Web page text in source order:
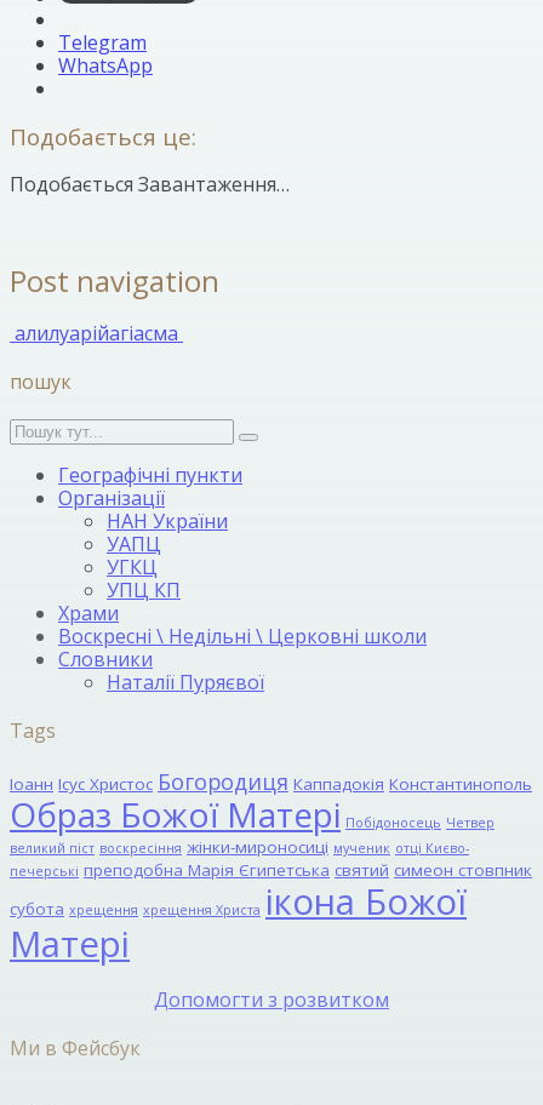
Telegram
WhatsApp
Подобається це:
Подобається Завантаження…
Post navigation
алилуарійагіасма
пошук
Географічні пункти
Організації
НАН України
УАПЦ
УГКЦ
УПЦ КП
Храми
Воскресні \ Недільні \ Церковні школи
Словники
Наталії Пуряєвої
Tags
Іоанн Ісус Христос Богородиця Каппадокія Константинополь
Образ Божої Матері Побідоносець Четвер
великий піст воскресіння жінки-мироносиці мученик отці Києво-
печерські преподобна Марія Єгипетська святий симеон стовпник
субота хрещення хрещення Христа ікона Божої
Матері
Допомогти з розвитком
Ми в Фейсбук